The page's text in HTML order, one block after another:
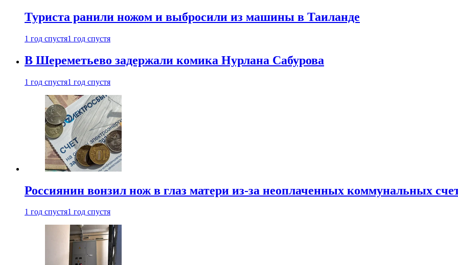
Туриста ранили ножом и выбросили из машины в Таиланде
1 год спустя1 год спустя
В Шереметьево задержали комика Нурлана Сабурова
1 год спустя1 год спустя
Россиянин вонзил нож в глаз матери из-за неоплаченных коммунальных
1 год спустя1 год спустя